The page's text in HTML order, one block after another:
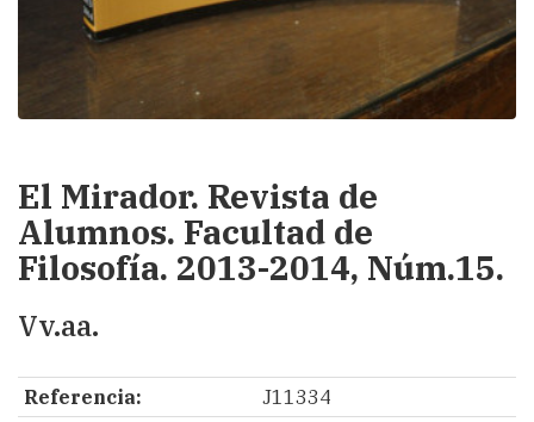
El Mirador. Revista de
Alumnos. Facultad de
Filosofía. 2013-2014, Núm.15.
Vv.aa.
Referencia:
J11334